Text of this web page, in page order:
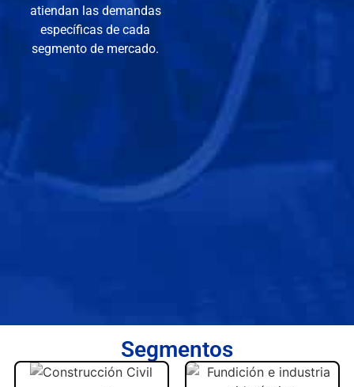
atiendan las demandas
específicas de cada
segmento de mercado.
Segmentos